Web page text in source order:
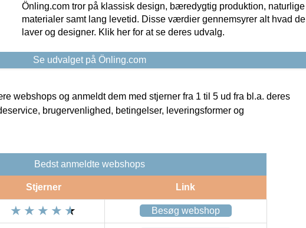
Önling.com tror på klassisk design, bæredygtig produktion, naturlige
materialer samt lang levetid. Disse værdier gennemsyrer alt hvad de
laver og designer. Klik her for at se deres udvalg.
Se udvalget på Önling.com
webshops og anmeldt dem med stjerner fra 1 til 5 ud fra bl.a. deres
brugervenlighed, betingelser, leveringsformer og
Bedst anmeldte webshops
Stjerner Link
Besøg webshop